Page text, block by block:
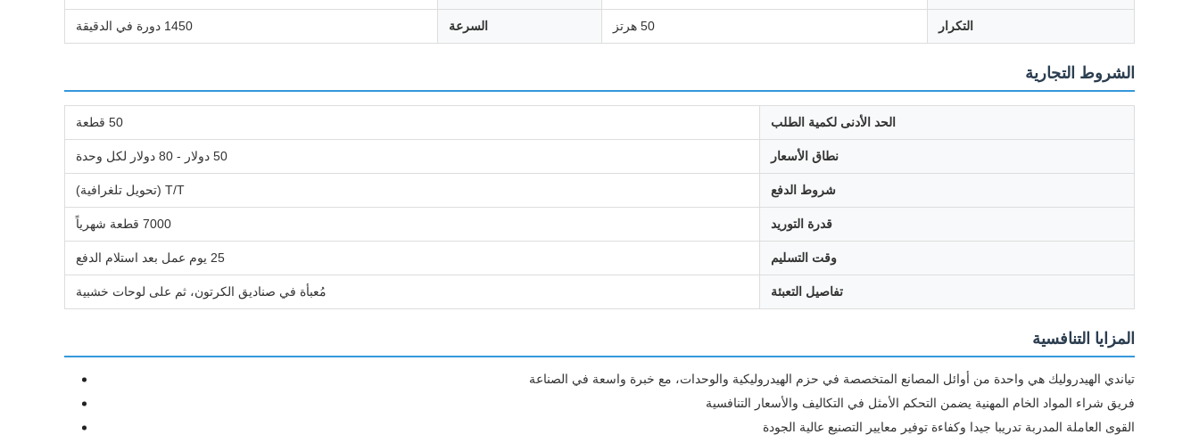
التكرار 50 هرتز السرعة 1450 دورة في الدقيقة
الشروط التجارية
الحد الأدنى لكمية الطلب 50 قطعة
نطاق الأسعار 50 دولار - 80 دولار لكل وحدة
شروط الدفع T/T (تحويل تلغرافية)
قدرة التوريد 7000 قطعة شهرياً
وقت التسليم 25 يوم عمل بعد استلام الدفع
تفاصيل التعبئة مُعبأة في صناديق الكرتون، ثم على لوحات خشبية
المزايا التنافسية
تياندي الهيدروليك هي واحدة من أوائل المصانع المتخصصة في حزم الهيدروليكية والوحدات، مع خبرة واسعة في الصناعة
فريق شراء المواد الخام المهنية يضمن التحكم الأمثل في التكاليف والأسعار التنافسية
القوى العاملة المدربة تدريبا جيدا وكفاءة توفير معايير التصنيع عالية الجودة